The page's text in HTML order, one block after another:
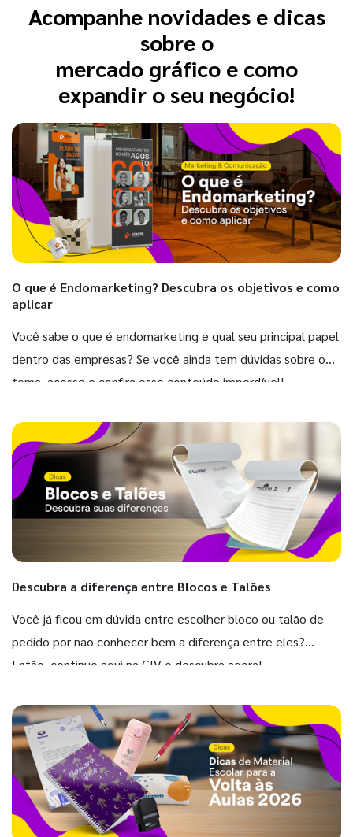
Acompanhe novidades e dicas
sobre o
mercado gráfico e como
expandir o seu negócio!
O que é Endomarketing? Descubra os objetivos e como
aplicar
Você sabe o que é endomarketing e qual seu principal papel
dentro das empresas? Se você ainda tem dúvidas sobre o
tema, acesse e confira esse conteúdo imperdível!
Descubra a diferença entre Blocos e Talões
Você já ficou em dúvida entre escolher bloco ou talão de
pedido por não conhecer bem a diferença entre eles?
Então, continue aqui na GIV e descubra agora!